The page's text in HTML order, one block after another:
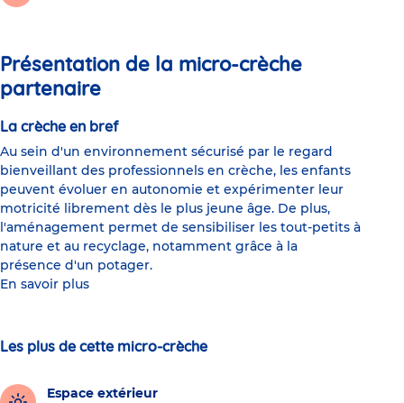
Présentation de la micro-crèche
partenaire
La crèche en bref
Au sein d'un environnement sécurisé par le regard
bienveillant des professionnels en crèche, les enfants
peuvent évoluer en autonomie et expérimenter leur
motricité librement dès le plus jeune âge. De plus,
l'aménagement permet de sensibiliser les tout-petits à
nature et au recyclage, notamment grâce à la
présence d'un potager.
En savoir plus
Les plus de cette micro-crèche
Espace extérieur